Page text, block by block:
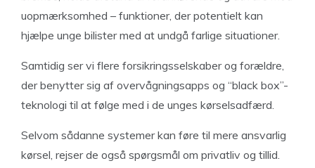
uopmærksomhed – funktioner, der potentielt kan
hjælpe unge bilister med at undgå farlige situationer.
Samtidig ser vi flere forsikringsselskaber og forældre,
der benytter sig af overvågningsapps og “black box”-
teknologi til at følge med i de unges kørselsadfærd.
Selvom sådanne systemer kan føre til mere ansvarlig
kørsel, rejser de også spørgsmål om privatliv og tillid.